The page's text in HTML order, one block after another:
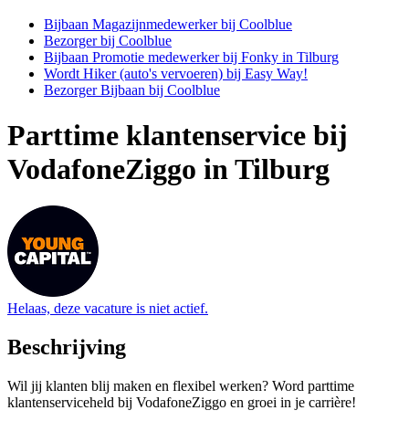
Bijbaan Magazijnmedewerker bij Coolblue
Bezorger bij Coolblue
Bijbaan Promotie medewerker bij Fonky in Tilburg
Wordt Hiker (auto's vervoeren) bij Easy Way!
Bezorger Bijbaan bij Coolblue
Parttime klantenservice bij
VodafoneZiggo in Tilburg
Helaas, deze vacature is niet actief.
Beschrijving
Wil jij klanten blij maken en flexibel werken? Word parttime
klantenserviceheld bij VodafoneZiggo en groei in je carrière!